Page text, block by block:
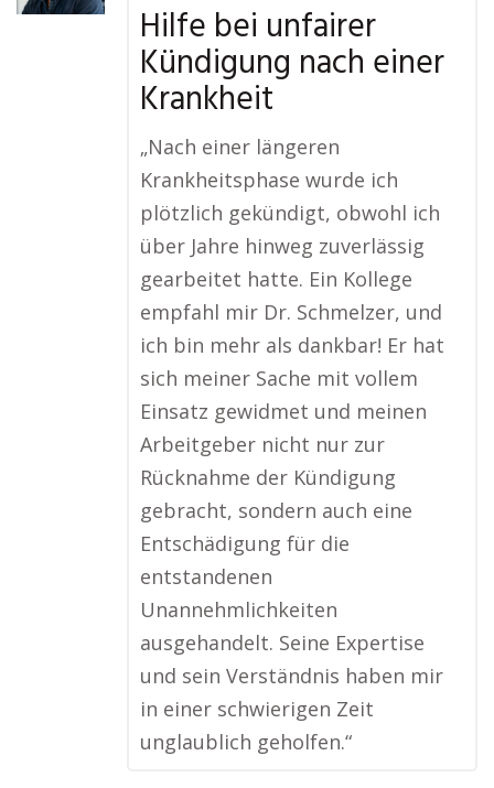
Hilfe bei unfairer
Kündigung nach einer
Krankheit
„Nach einer längeren
Krankheitsphase wurde ich
plötzlich gekündigt, obwohl ich
über Jahre hinweg zuverlässig
gearbeitet hatte. Ein Kollege
empfahl mir Dr. Schmelzer, und
ich bin mehr als dankbar! Er hat
sich meiner Sache mit vollem
Einsatz gewidmet und meinen
Arbeitgeber nicht nur zur
Rücknahme der Kündigung
gebracht, sondern auch eine
Entschädigung für die
entstandenen
Unannehmlichkeiten
ausgehandelt. Seine Expertise
und sein Verständnis haben mir
in einer schwierigen Zeit
unglaublich geholfen.“